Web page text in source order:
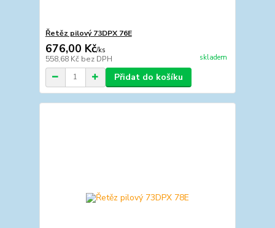
Řetěz pilový 73DPX 76E
676,00 Kč/ks
558,68 Kč bez DPH skladem
Přidat do košíku